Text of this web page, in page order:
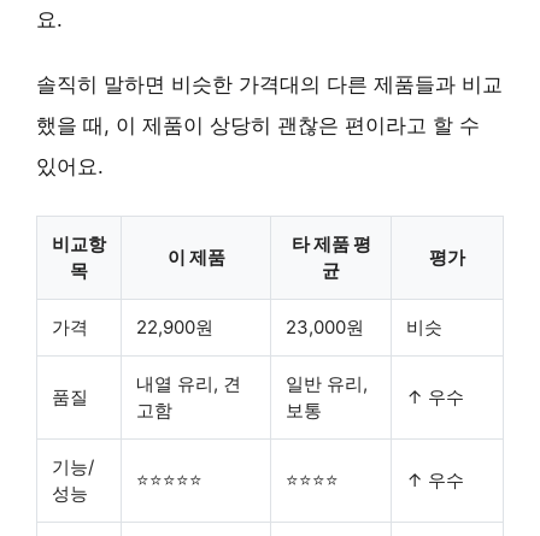
요.
솔직히 말하면 비슷한 가격대의 다른 제품들과 비교
했을 때, 이 제품이 상당히 괜찮은 편이라고 할 수
있어요.
비교항
목
이 제품
타 제품 평
균
평가
가격 22,900원 23,000원 비슷
품질
내열 유리, 견
고함
일반 유리,
보통
↑ 우수
기능/
성능
⭐⭐⭐⭐⭐ ⭐⭐⭐⭐ ↑ 우수